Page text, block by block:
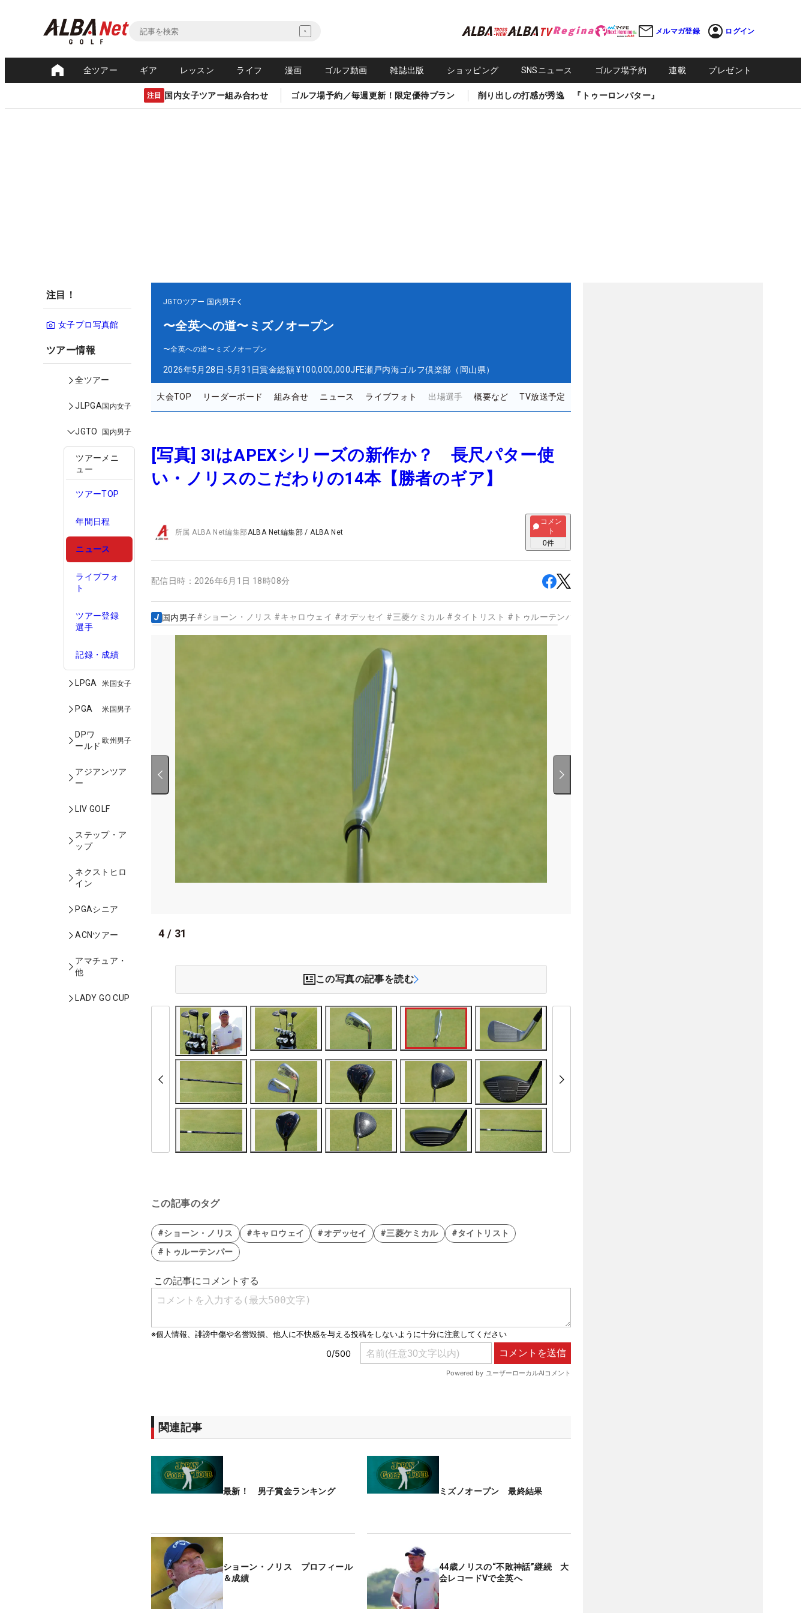
メルマガ登録 ログイン
全ツアー ギア レッスン ライフ 漫画 ゴルフ動画 雑誌出版 ショッピング SNSニュース ゴルフ場予約 連載 プレゼント
注目 国内女子ツアー組み合わせ ゴルフ場予約／毎週更新！限定優待プラン 削り出しの打感が秀逸 『トゥーロンパター』
注目！
女子プロ写真館
ツアー情報
全ツアー
JLPGA国内女子
JGTO 国内男子
ツアーメニ
ュー
ツアーTOP
年間日程
ニュース
ライブフォ
ト
ツアー登録
選手
記録・成績
LPGA 米国女子
PGA 米国男子
DPワ
ールド
欧州男子
アジアンツア
ー
LIV GOLF
ステップ・ア
ップ
ネクストヒロ
イン
PGAシニア
ACNツアー
アマチュア・
他
LADY GO CUP
JGTOツアー 国内男子
〜全英への道〜ミズノオープン
〜全英への道〜ミズノオープン
2026年5月28日-5月31日賞金総額 ¥100,000,000JFE瀬戸内海ゴルフ倶楽部（岡山県）
大会TOP リーダーボード 組み合せ ニュース ライブフォト 出場選手 概要など TV放送予定
[写真] 3IはAPEXシリーズの新作か？ 長尺パター使
い・ノリスのこだわりの14本【勝者のギア】
所属ALBA Net編集部ALBA Net編集部 /ALBA Net
コメン
ト
0件
配信日時： 2026年6月1日 18時08分
国内男子#ショーン・ノリス #キャロウェイ #オデッセイ #三菱ケミカル # タイトリスト # トゥルーテンパー
4 / 31
この写真の記事を読む
この記事のタグ
#ショーン・ノリス #キャロウェイ #オデッセイ #三菱ケミカル
#タイトリスト
#トゥルーテンパー
関連記事
最新！ 男子賞金ランキング ミズノオープン 最終結果
ショーン・ノリス プロフィール
＆成績
44歳ノリスの“不敗神話”継続 大
会レコードVで全英へ